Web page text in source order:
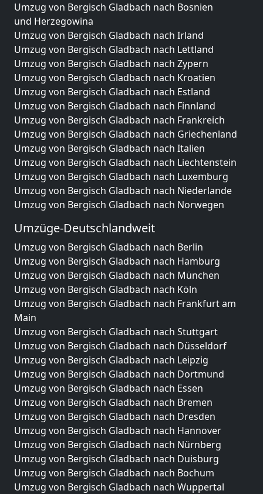
Umzug von Bergisch Gladbach nach Bosnien
und Herzegowina
Umzug von Bergisch Gladbach nach Irland
Umzug von Bergisch Gladbach nach Lettland
Umzug von Bergisch Gladbach nach Zypern
Umzug von Bergisch Gladbach nach Kroatien
Umzug von Bergisch Gladbach nach Estland
Umzug von Bergisch Gladbach nach Finnland
Umzug von Bergisch Gladbach nach Frankreich
Umzug von Bergisch Gladbach nach Griechenland
Umzug von Bergisch Gladbach nach Italien
Umzug von Bergisch Gladbach nach Liechtenstein
Umzug von Bergisch Gladbach nach Luxemburg
Umzug von Bergisch Gladbach nach Niederlande
Umzug von Bergisch Gladbach nach Norwegen
Umzüge-Deutschlandweit
Umzug von Bergisch Gladbach nach Berlin
Umzug von Bergisch Gladbach nach Hamburg
Umzug von Bergisch Gladbach nach München
Umzug von Bergisch Gladbach nach Köln
Umzug von Bergisch Gladbach nach Frankfurt am
Main
Umzug von Bergisch Gladbach nach Stuttgart
Umzug von Bergisch Gladbach nach Düsseldorf
Umzug von Bergisch Gladbach nach Leipzig
Umzug von Bergisch Gladbach nach Dortmund
Umzug von Bergisch Gladbach nach Essen
Umzug von Bergisch Gladbach nach Bremen
Umzug von Bergisch Gladbach nach Dresden
Umzug von Bergisch Gladbach nach Hannover
Umzug von Bergisch Gladbach nach Nürnberg
Umzug von Bergisch Gladbach nach Duisburg
Umzug von Bergisch Gladbach nach Bochum
Umzug von Bergisch Gladbach nach Wuppertal